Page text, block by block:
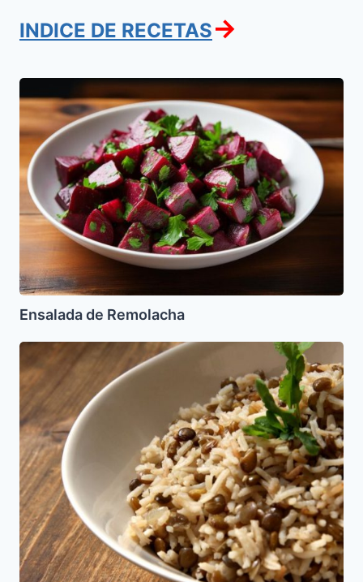
INDICE DE RECETAS→
Ensalada
de
Remolacha
Ensalada de Remolacha
Mujadara
(Arroz
con
Lentejas)